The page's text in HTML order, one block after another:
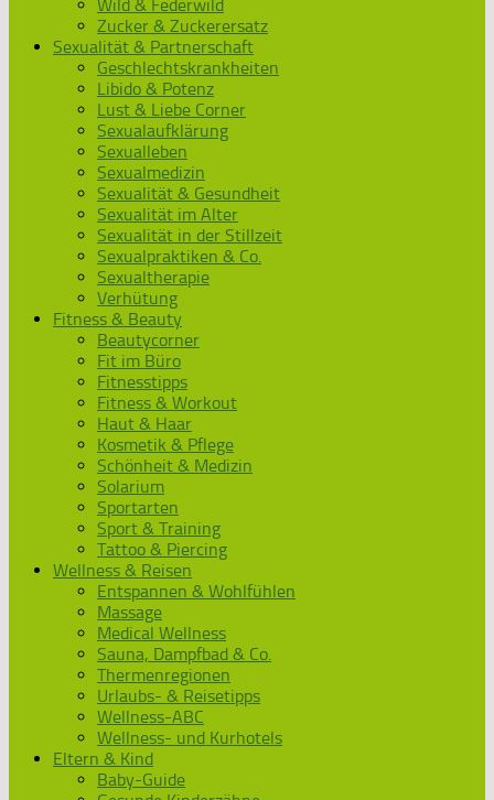
Wild & Federwild
Zucker & Zuckerersatz
Sexualität & Partnerschaft
Geschlechtskrankheiten
Libido & Potenz
Lust & Liebe Corner
Sexualaufklärung
Sexualleben
Sexualmedizin
Sexualität & Gesundheit
Sexualität im Alter
Sexualität in der Stillzeit
Sexualpraktiken & Co.
Sexualtherapie
Verhütung
Fitness & Beauty
Beautycorner
Fit im Büro
Fitnesstipps
Fitness & Workout
Haut & Haar
Kosmetik & Pflege
Schönheit & Medizin
Solarium
Sportarten
Sport & Training
Tattoo & Piercing
Wellness & Reisen
Entspannen & Wohlfühlen
Massage
Medical Wellness
Sauna, Dampfbad & Co.
Thermenregionen
Urlaubs- & Reisetipps
Wellness-ABC
Wellness- und Kurhotels
Eltern & Kind
Baby-Guide